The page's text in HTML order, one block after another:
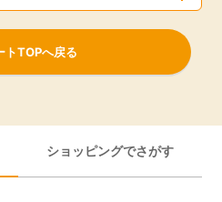
トTOPへ戻る
ショッピングでさがす